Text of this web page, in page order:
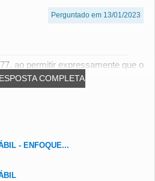
Perguntado em 13/01/2023
COMPLETA
ao permitir expressamente que o
aos a...
- ENFOQUE...